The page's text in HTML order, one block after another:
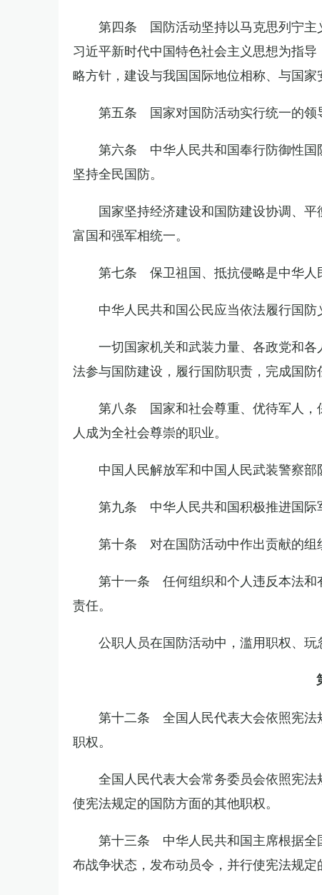
第四条 国防活动坚持以马克思列宁主
习近平新时代中国特色社会主义思想为指
略方针，建设与我国国际地位相称、与国
第五条 国家对国防活动实行统一的领
第六条 中华人民共和国奉行防御性国
坚持全民国防。
国家坚持经济建设和国防建设协调、
富国和强军相统一。
第七条 保卫祖国、抵抗侵略是中华人
中华人民共和国公民应当依法履行国防
一切国家机关和武装力量、各政党和
法参与国防建设，履行国防职责，完成国防
第八条 国家和社会尊重、优待军人，
人成为全社会尊崇的职业。
中国人民解放军和中国人民武装警察部
第九条 中华人民共和国积极推进国际
第十条 对在国防活动中作出贡献的组
第十一条 任何组织和个人违反本法和
责任。
公职人员在国防活动中，滥用职权、玩
第十二条 全国人民代表大会依照宪法
职权。
全国人民代表大会常务委员会依照宪
使宪法规定的国防方面的其他职权。
第十三条 中华人民共和国主席根据全
布战争状态，发布动员令，并行使宪法规定